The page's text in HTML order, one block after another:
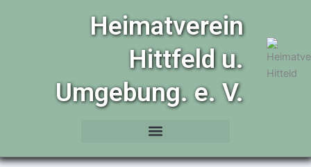
Heimatverein
Hittfeld u.
Umgebung. e. V.